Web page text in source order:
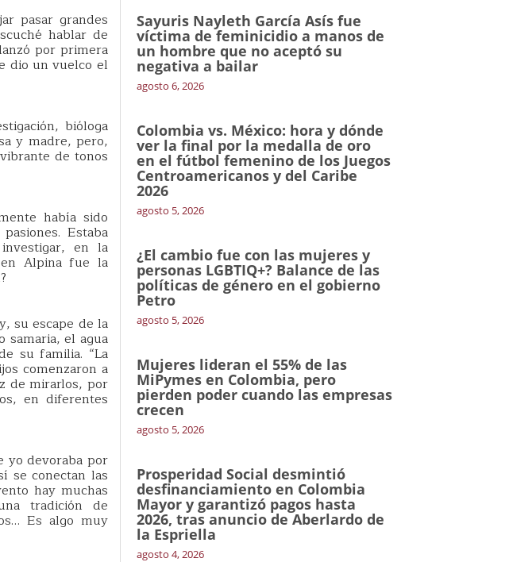
pasar grandes
hablar de
por primera
dio un vuelco el
bióloga
y madre, pero,
de tonos
había sido
Estaba
en la
Alpina fue la
su escape de la
samaria, el agua
su familia. “La
comenzaron a
de mirarlos, por
en diferentes
yo devoraba por
se conectan las
hay muchas
tradición de
Es algo muy
Sayuris Nayleth García Asís fue
víctima de feminicidio a manos de
un hombre que no aceptó su
negativa a bailar
agosto 6, 2026
Colombia vs. México: hora y dónde
ver la final por la medalla de oro
en el fútbol femenino de los Juegos
Centroamericanos y del Caribe
2026
agosto 5, 2026
¿El cambio fue con las mujeres y
personas LGBTIQ+? Balance de las
políticas de género en el gobierno
Petro
agosto 5, 2026
Mujeres lideran el 55% de las
MiPymes en Colombia, pero
pierden poder cuando las empresas
crecen
agosto 5, 2026
Prosperidad Social desmintió
desfinanciamiento en Colombia
Mayor y garantizó pagos hasta
2026, tras anuncio de Aberlardo de
la Espriella
agosto 4, 2026